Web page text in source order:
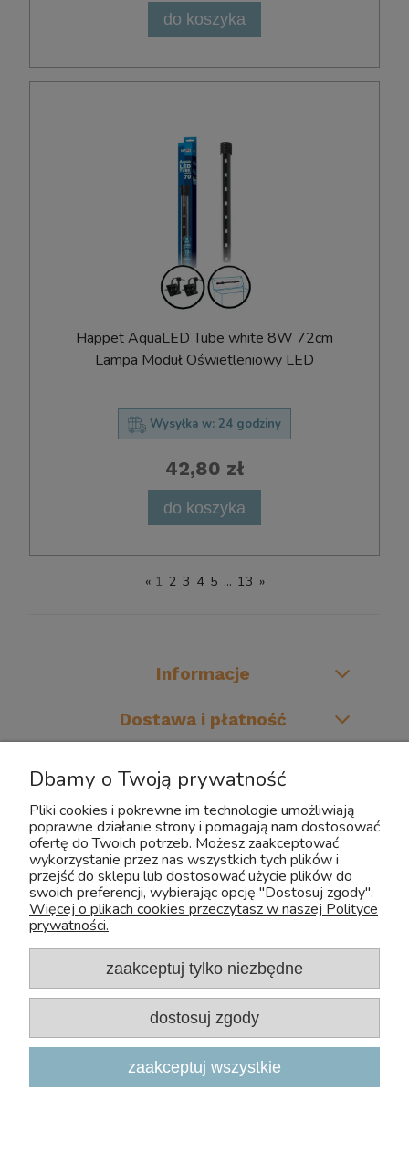
do koszyka
Happet AquaLED Tube white 8W 72cm
Lampa Moduł Oświetleniowy LED
Wysyłka w: 24 godziny
42,80 zł
do koszyka
« 1 2 3 4 5 ... 13 »
Informacje
Dostawa i płatność
Moje konto
FAQ
Copyright 2026, Zoo-Aquos
Projekt i wdrożenie: INTLE|Sklep internetowy Shoper.pl
Dbamy o Twoją prywatność
Pliki cookies i pokrewne im technologie umożliwiają
poprawne działanie strony i pomagają nam dostosować
ofertę do Twoich potrzeb. Możesz zaakceptować
wykorzystanie przez nas wszystkich tych plików i
przejść do sklepu lub dostosować użycie plików do
swoich preferencji, wybierając opcję "Dostosuj zgody".
Więcej o plikach cookies przeczytasz w naszej Polityce
prywatności.
zaakceptuj tylko niezbędne
dostosuj zgody
zaakceptuj wszystkie